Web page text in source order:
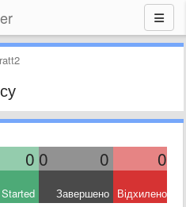
0 0 0 0
Started Завершено Відхилено